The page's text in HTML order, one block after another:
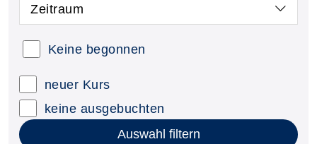
Zeitraum
Keine begonnen
neuer Kurs
keine ausgebuchten
Auswahl filtern